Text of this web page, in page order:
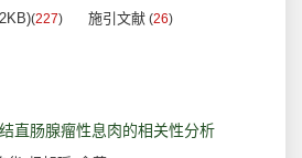
(227) 施引文献 (26)
直肠腺瘤性息肉的相关性分析